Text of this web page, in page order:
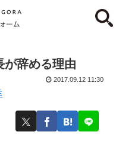
が辞める理由
2017.09.12 11:30